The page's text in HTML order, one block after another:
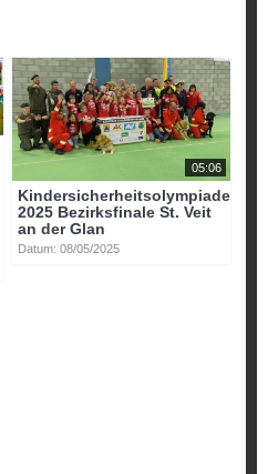
05:06
Kindersicherheitsolympiade
2025 Bezirksfinale St. Veit
an der Glan
Datum: 08/05/2025